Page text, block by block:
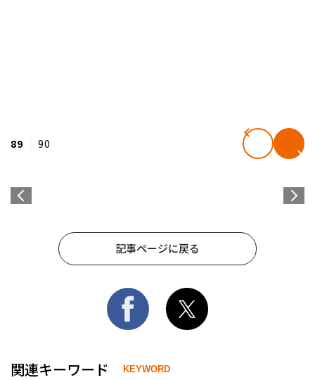
89 90
記事ページに戻る
関連キーワード KEYWORD